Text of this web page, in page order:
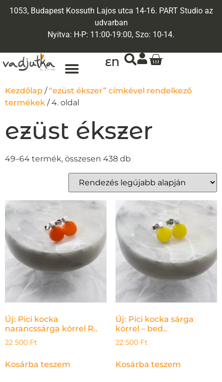
1053, Budapest Kossuth Lajos utca 14-16. PART Studio az
udvarban
Nyitva: H-P: 11:00-19:00, Szo: 10-14.
EN
Kezdőlap /“ezüst ékszer” címkével rendelkező
termékek / 4. oldal
ezüst ékszer
49–64 termék, összesen 438 db
Új: Pici kocka
narancssárga körrel R..
22 500 Ft
Kosárba teszem
Új: Pici kocka sárga
körrel – bed..
22 500 Ft
Kosárba teszem